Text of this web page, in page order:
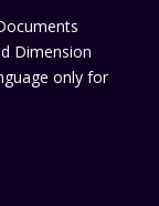
Dimension
only for